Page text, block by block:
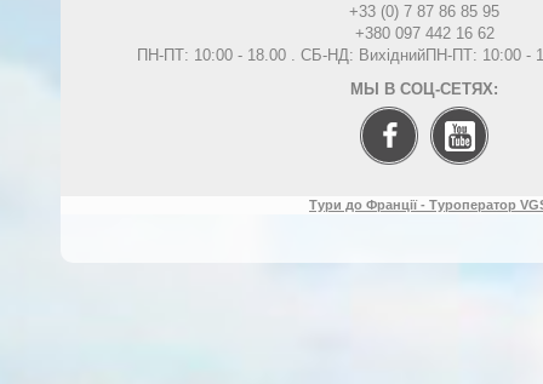
+33 (0) 7 87 86 85 95
+380 097 442 16 62
ПН-ПТ: 10:00 - 18.00 . СБ-НД: ВихіднийПН-ПТ: 10:00 -
МЫ В СОЦ-СЕТЯХ:
Тури до Франції - Туроператор